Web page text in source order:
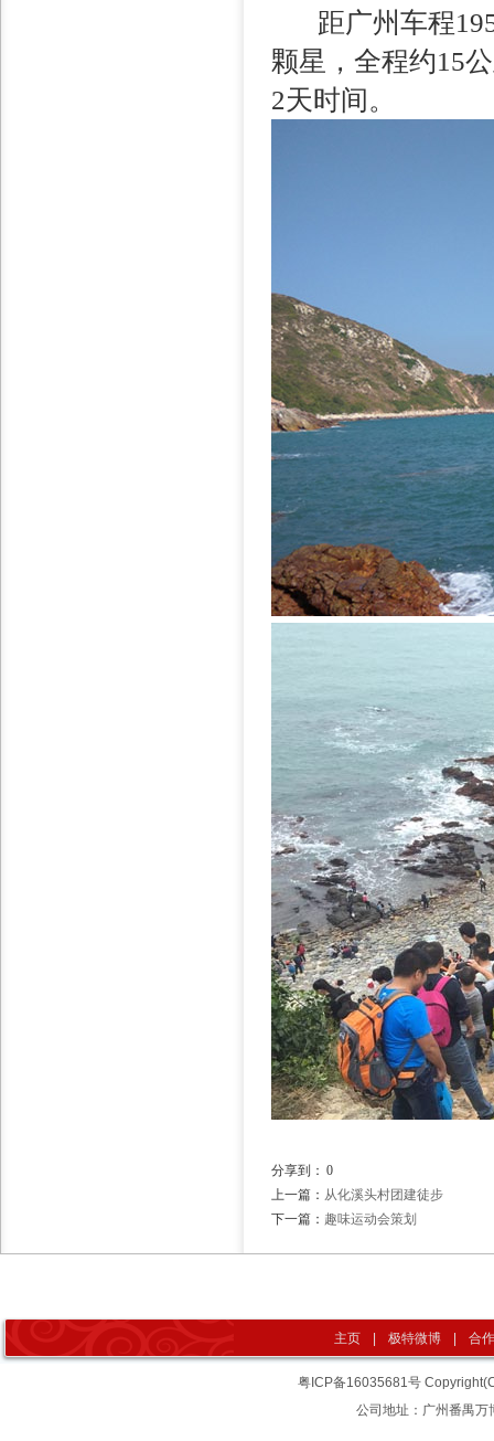
距广州车程195
颗星，全程约15
2天时间。
分享到： 0
上一篇： 从化溪头村团建徒步
下一篇： 趣味运动会策划
主页 极特微博 合
粤ICP备16035681号
公司地址：广州番禺